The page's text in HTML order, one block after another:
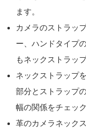
ます。
カメラのストラッ
ー、ハンドタイプ
もネックストラッ
ネックストラップ
部分とストラップ
幅の関係をチェッ
革のカメラネック